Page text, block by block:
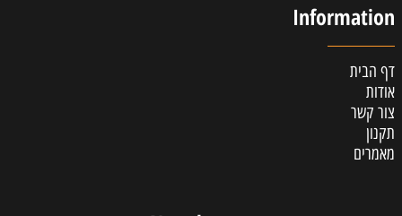
Information
דף הבית
אודות
צור קשר
תקנון
מאמרים